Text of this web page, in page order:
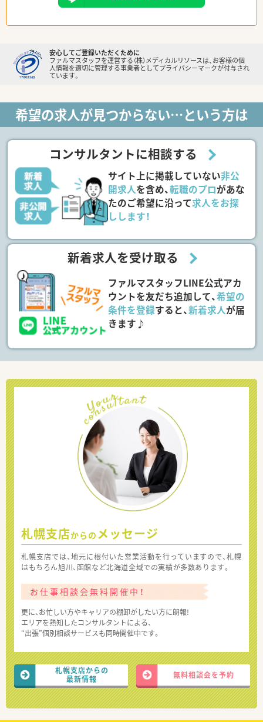
安心してご登録いただくために
ファルマスタッフを運営する（株）メディカルリソースは、お客様の個
人情報を適切に管理する事業者としてプライバシーマークが付与され
ています。
希望の求人が見つからない…という方は
コンサルタントに相談する
サイト上に掲載していない非公
開求人を含め、転職のプロがあな
たのご希望に沿って求人をお探
しします！
新着求人を受け取る
ファルマスタッフLINE公式アカ
ウントを友だち追加して、希望の
条件を登録すると、新着求人が届
きます♪
札幌支店からの メッセージ
札幌支店では、地元に根付いた営業活動を行っていますので、札幌
はもちろん旭川、函館など北海道全域での実績が多数あります。
お仕事相談会無料開催中！
更に、お忙しい方やキャリアの棚卸がしたい方に朗報!
エリアを熟知したコンサルタントによる、
“出張”個別相談サービスも同時開催中です。
札幌支店からの
最新情報
無料相談会を予約